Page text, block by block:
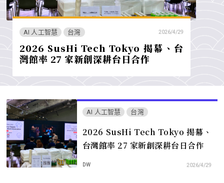
AI 人工智慧 台灣 2026/4/29
2026 SusHi Tech Tokyo 揭幕、台
灣館率 27 家新創深耕台日合作
AI 人工智慧 台灣
2026 SusHi Tech Tokyo 揭幕、
台灣館率 27 家新創深耕台日合作
DW 2026/4/29